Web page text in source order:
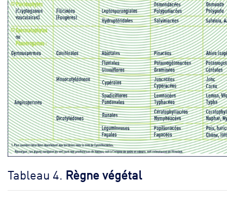
Tableau 4. Règne végétal